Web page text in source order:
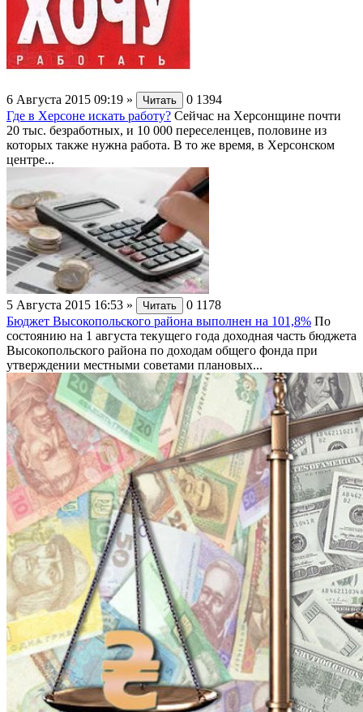
6 Августа 2015 09:19 » Читать 0 1394
Где в Херсоне искать работу? Сейчас на Херсонщине почти
20 тыс. безработных, и 10 000 переселенцев, половине из
которых также нужна работа. В то же время, в Херсонском
центре...
5 Августа 2015 16:53 » Читать 0 1178
Бюджет Высокопольского района выполнен на 101,8% По
состоянию на 1 августа текущего года доходная часть бюджета
Высокопольского района по доходам общего фонда при
утверждении местными советами плановых...